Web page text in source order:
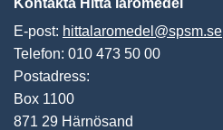
E-post: hittalaromedel@spsm.se
Telefon: 010 473 50 00
Postadress:
Box 1100
871 29 Härnösand